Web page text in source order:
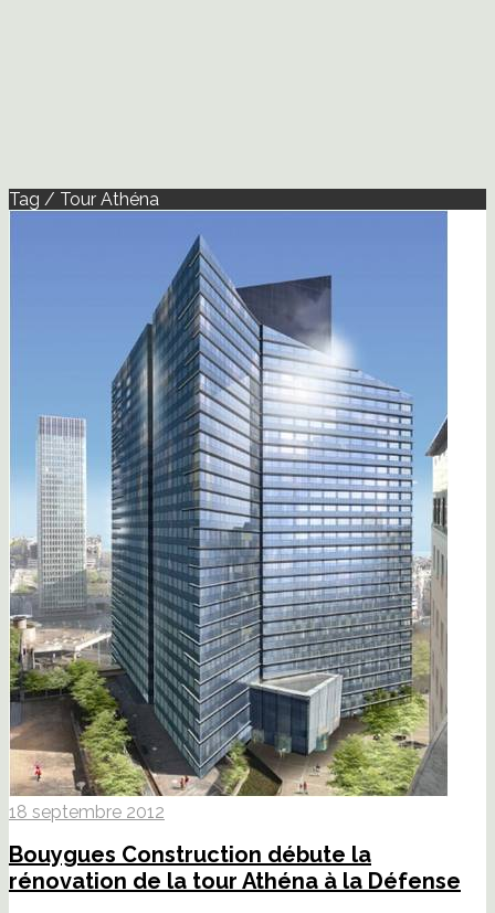
Tag / Tour Athéna
18 septembre 2012
Bouygues Construction débute la
rénovation de la tour Athéna à la Défense